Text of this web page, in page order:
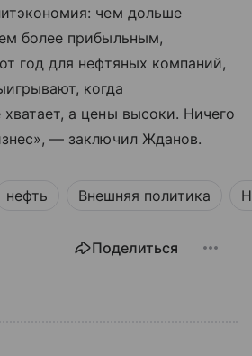
чем дольше
более прибыльным,
год для нефтяных компаний,
когда
хватает, а цены высоки. Ничего
— заключил Жданов.
нефть Внешняя политика
Поделиться